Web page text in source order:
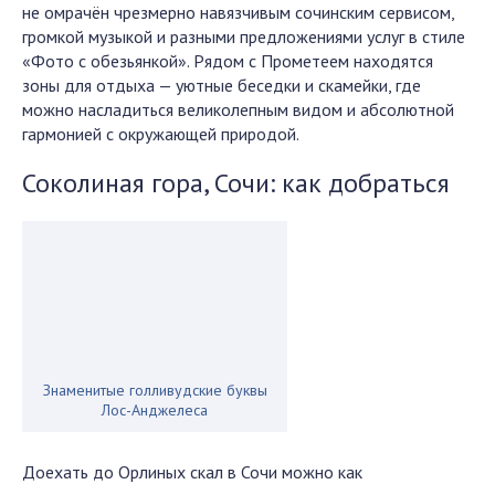
не омрачён чрезмерно навязчивым сочинским сервисом,
громкой музыкой и разными предложениями услуг в стиле
«Фото с обезьянкой». Рядом с Прометеем находятся
зоны для отдыха — уютные беседки и скамейки, где
можно насладиться великолепным видом и абсолютной
гармонией с окружающей природой.
Соколиная гора, Сочи: как добраться
Знаменитые голливудские буквы
Лос-Анджелеса
Доехать до Орлиных скал в Сочи можно как